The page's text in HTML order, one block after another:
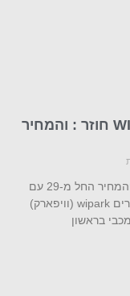
פארק האקסטרים הממוזג WIPARK חוזר : והמחיר
פארק האקסטרים הממוזג WIPARK חוזר : והמחיר החל מ-29 עם
היציאה לחופש הגדול, יפתח פארק האקסטרים wipark (וויפארק)
בראשון